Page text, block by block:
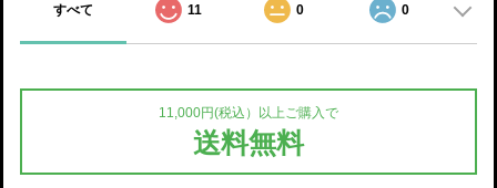
すべて 11 0 0
11,000円(税込）以上ご購入で
送料無料